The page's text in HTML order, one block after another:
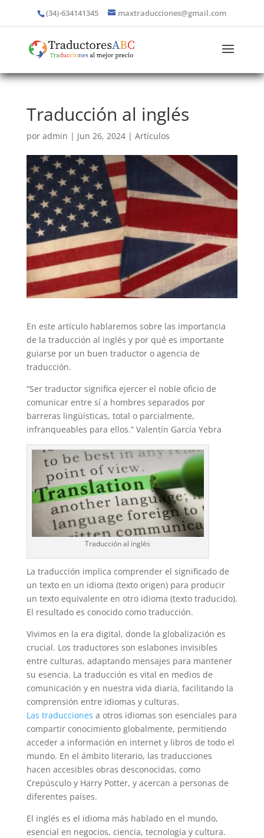
(34)-634141345 maxtraducciones@gmail.com
Traducción al inglés
por admin | Jun 26, 2024| Artículos
En este artículo hablaremos sobre las importancia
de la traducción al inglés y por qué es importante
guiarse por un buen traductor o agencia de
traducción.
“Ser traductor significa ejercer el noble oficio de
comunicar entre sí a hombres separados por
barreras lingüísticas, total o parcialmente,
infranqueables para ellos.” Valentín García Yebra
Traducción al inglés
La traducción implica comprender el significado de
un texto en un idioma (texto origen) para producir
un texto equivalente en otro idioma (texto traducido).
El resultado es conocido como traducción.
Vivimos en la era digital, donde la globalización es
crucial. Los traductores son eslabones invisibles
entre culturas, adaptando mensajes para mantener
su esencia. La traducción es vital en medios de
comunicación y en nuestra vida diaria, facilitando la
comprensión entre idiomas y culturas.
Las traducciones a otros idiomas son esenciales para
compartir conocimiento globalmente, permitiendo
acceder a información en internet y libros de todo el
mundo. En el ámbito literario, las traducciones
hacen accesibles obras desconocidas, como
Crepúsculo y Harry Potter, y acercan a personas de
diferentes países.
El inglés es el idioma más hablado en el mundo,
esencial en negocios, ciencia, tecnología y cultura.